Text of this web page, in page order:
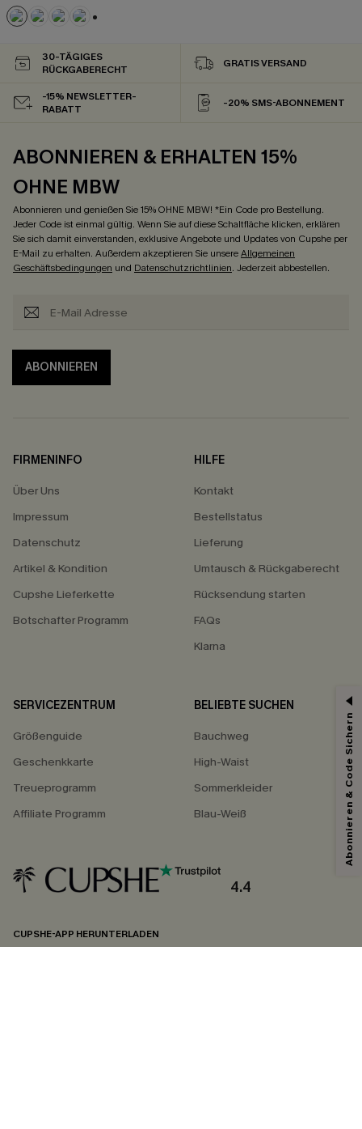
30-TÄGIGES
RÜCKGABERECHT
GRATIS VERSAND
-15% NEWSLETTER-
RABATT
-20% SMS-ABONNEMENT
ABONNIEREN & ERHALTEN 15%
OHNE MBW
Abonnieren und genießen Sie 15% OHNE MBW! *Ein Code pro Bestellung.
Jeder Code ist einmal gültig. Wenn Sie auf diese Schaltfläche klicken, erklären
Sie sich damit einverstanden, exklusive Angebote und Updates von Cupshe per
E-Mail zu erhalten. Außerdem akzeptieren Sie unsereAllgemeinen
Geschäftsbedingungen und Datenschutzrichtlinien. Jederzeit abbestellen.
ABONNIEREN
FIRMENINFO
Über Uns
Impressum
Datenschutz
Artikel & Kondition
Cupshe Lieferkette
Botschafter Programm
HILFE
Kontakt
Bestellstatus
Lieferung
Umtausch & Rückgaberecht
Rücksendung starten
FAQs
Klarna
SERVICEZENTRUM
Größenguide
Geschenkkarte
Treueprogramm
Affiliate Programm
BELIEBTE SUCHEN
Bauchweg
High-Waist
Sommerkleider
Blau-Weiß
4.4
CUPSHE-APP HERUNTERLADEN
Abonnieren & Code Sichern